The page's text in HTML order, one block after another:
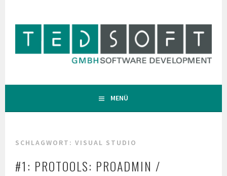
springen
MENÜ
SCHLAGWORT:VISUAL STUDIO
#1: PROTOOLS: PROADMIN /